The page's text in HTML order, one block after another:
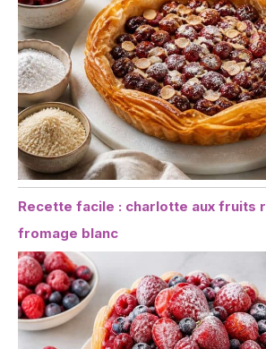
Recette facile : charlotte aux fruits
fromage blanc